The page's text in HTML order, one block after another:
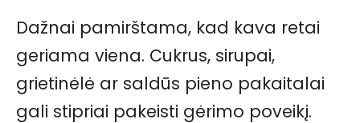
Dažnai pamirštama, kad kava retai
geriama viena. Cukrus, sirupai,
grietinėlė ar saldūs pieno pakaitalai
gali stipriai pakeisti gėrimo poveikį.